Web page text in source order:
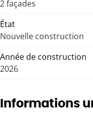
2 façades
État
Nouvelle construction
Année de construction
2026
Informations